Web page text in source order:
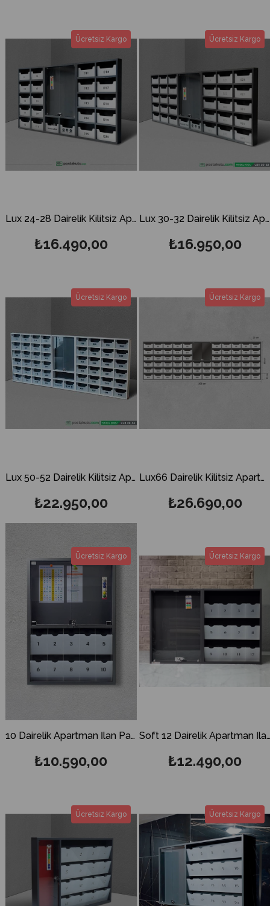
Lux 24-28 Dairelik Kilitsiz Apartman İlan Panosu ve Posta Kutusu
₺16.490,00
Ücretsiz Kargo
Lux 30-32 Dairelik Kilitsiz Apartman İlan Panosu ve Posta Kutusu
₺16.950,00
Ücretsiz Kargo
Lux 50-52 Dairelik Kilitsiz Apartman İlan Panosu ve Posta Kutusu
₺22.950,00
Ücretsiz Kargo
Lux66 Dairelik Kilitsiz Apartman İlan Panosu ve Posta Kutusu
₺26.690,00
Ücretsiz Kargo
10 Dairelik Apartman İlan Panosu ve Posta Kutusu
₺10.590,00
Ücretsiz Kargo
Soft 12 Dairelik Apartman İlan Panosu ve Posta Kutusu
₺12.490,00
Ücretsiz Kargo
Ücretsiz Kargo Ücretsiz Kargo